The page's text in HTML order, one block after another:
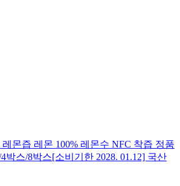
몬즙 레몬 100% 레몬수 NFC 착즙 정품
박스/8박스[소비기한 2028. 01.12] 국산